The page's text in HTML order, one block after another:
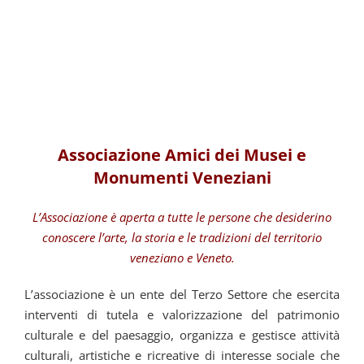
Associazione Amici dei Musei e
Monumenti Veneziani
L’Associazione è aperta a tutte le persone che desiderino
conoscere l’arte, la storia e le tradizioni del territorio
veneziano e Veneto.
L’associazione è un ente del Terzo Settore che esercita
interventi di tutela e valorizzazione del patrimonio
culturale e del paesaggio, organizza e gestisce attività
culturali, artistiche e ricreative di interesse sociale che